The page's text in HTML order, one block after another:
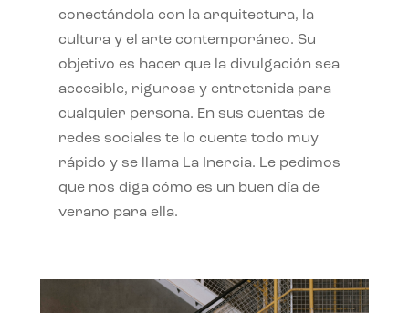
conectándola con la arquitectura, la
cultura y el arte contemporáneo. Su
objetivo es hacer que la divulgación sea
accesible, rigurosa y entretenida para
cualquier persona. En sus cuentas de
redes sociales te lo cuenta todo muy
rápido y se llama La Inercia. Le pedimos
que nos diga cómo es un buen día de
verano para ella.